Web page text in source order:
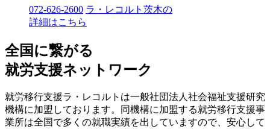
072-626-2600 ラ・レコルト茨木の
詳細はこちら
全国に繋がる
就労支援ネットワーク
就労移行支援ラ・レコルトは一般社団法人社会福祉支援研究
機構に加盟しております。同機構に加盟する就労移行支援事
業所は全国で多くの就職実績を出していますので、安心して